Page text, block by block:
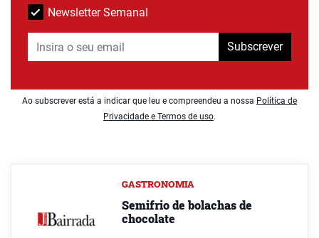
Newsletter Semanal
Subscrever
Ao subscrever está a indicar que leu e compreendeu a nossa Política de
Privacidade e Termos de uso.
GASTRONOMIA
Semifrio de bolachas de
chocolate